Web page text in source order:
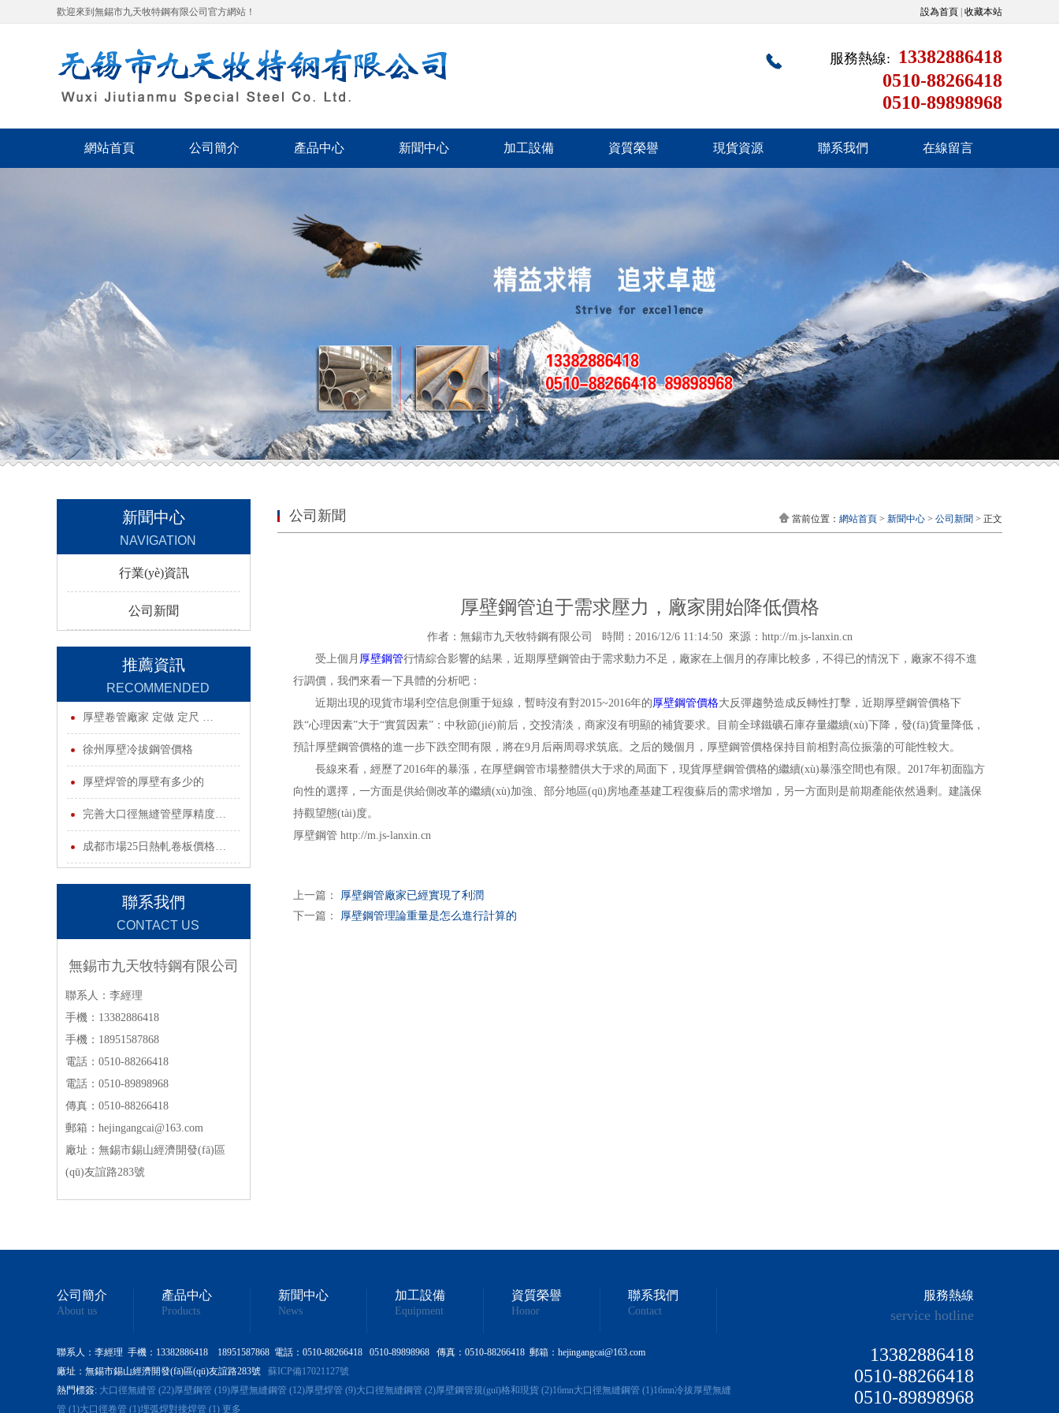
歡迎來到無錫市九天牧特鋼有限公司官方網站！ 設為首頁 收藏本站
服務熱線:
13382886418
0510-88266418
0510-89898968
網站首頁 公司簡介 產品中心 新聞中心 加工設備 資質榮譽 現貨資源 聯系我們 在線留言
新聞中心
NAVIGATION
行業(yè)資訊
公司新聞
推薦資訊
RECOMMENDED
INFORMATION
厚壁卷管廠家 定做 定尺 …
徐州厚壁冷拔鋼管價格
厚壁焊管的厚壁有多少的
完善大口徑無縫管壁厚精度…
成都市場25日熱軋卷板價格…
聯系我們
CONTACT US
無錫市九天牧特鋼有限公司
聯系人：李經理
手機：13382886418
手機：18951587868
電話：0510-88266418
電話：0510-89898968
傳真：0510-88266418
郵箱：hejingangcai@163.com
廠址：無錫市錫山經濟開發(fā)區
(qū)友誼路283號
公司新聞 當前位置： 網站首頁 > 新聞中心 > 公司新聞 > 正文
厚壁鋼管迫于需求壓力，廠家開始降低價格
作者：無錫市九天牧特鋼有限公司 時間：2016/12/6 11:14:50 來源：http://m.js-lanxin.cn
受上個月 厚壁鋼管行情綜合影響的結果，近期厚壁鋼管由于需求動力不足，廠家在上個月的存庫比較多，不得已的情況下，廠家不得不進
行調價，我們來看一下具體的分析吧：
近期出現的現貨市場利空信息側重于短線，暫時沒有對2015~2016年的厚壁鋼管價格大反彈趨勢造成反轉性打擊，近期厚壁鋼管價格下
跌“心理因素”大于“實質因素”：中秋節(jié)前后，交投清淡，商家沒有明顯的補貨要求。目前全球鐵礦石庫存量繼續(xù)下降，發(fā)貨量降低，
預計厚壁鋼管價格的進一步下跌空間有限，將在9月后兩周尋求筑底。之后的幾個月，厚壁鋼管價格保持目前相對高位振蕩的可能性較大。
長線來看，經歷了2016年的暴漲，在厚壁鋼管市場整體供大于求的局面下，現貨厚壁鋼管價格的繼續(xù)暴漲空間也有限。2017年初面臨方
向性的選擇，一方面是供給側改革的繼續(xù)加強、部分地區(qū)房地產基建工程復蘇后的需求增加，另一方面則是前期產能依然過剩。建議保
持觀望態(tài)度。
厚壁鋼管 http://m.js-lanxin.cn
上一篇： 厚壁鋼管廠家已經實現了利潤
下一篇： 厚壁鋼管理論重量是怎么進行計算的
公司簡介
About us
產品中心
Products
新聞中心
News
加工設備
Equipment
資質榮譽
Honor
聯系我們
Contact
聯系人：李經理 手機：13382886418 18951587868 電話：0510-88266418 0510-89898968 傳真：0510-88266418 郵箱：hejingangcai@163.com
廠址：無錫市錫山經濟開發(fā)區(qū)友誼路283號 蘇ICP備17021127號
熱門標簽: 大口徑無縫管 (22)厚壁鋼管 (19)厚壁無縫鋼管 (12)厚壁焊管 (9)大口徑無縫鋼管 (2)厚壁鋼管規(guī)格和現貨 (2)16mn大口徑無縫鋼管 (1)16mn冷拔厚壁無縫
管 (1)大口徑卷管 (1)埋弧焊對接焊管 (1) 更多
服務熱線
service hotline
13382886418
0510-88266418
0510-89898968